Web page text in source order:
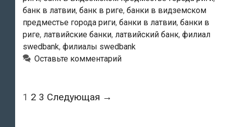
банк в латвии, банк в риге, банки в видземском
предместье города риги, банки в латвии, банки в
риге, латвийские банки, латвийский банк, филиал
swedbank, филиалы swedbank
Оставьте комментарий
Навигация
1 2 3 Следующая →